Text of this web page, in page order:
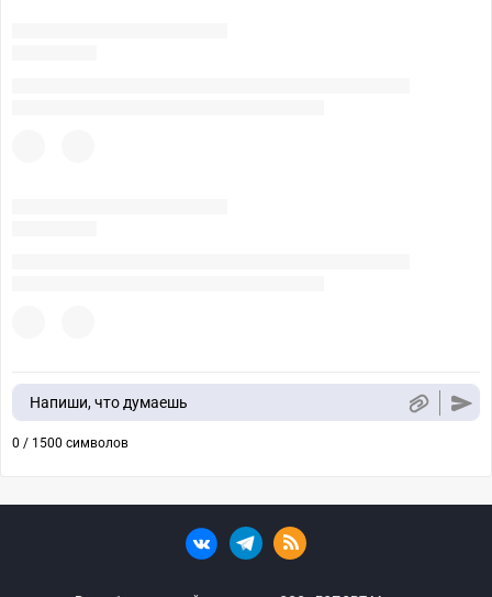
Напиши, что думаешь
0 / 1500 символов